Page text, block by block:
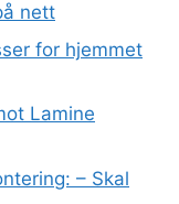
nett
for hjemmet
Lamine
– Skal